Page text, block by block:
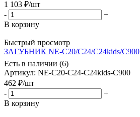
1 103 ₽/шт
-
+
В корзину
Быстрый просмотр
ЗАГУБНИК NE-C20/C24/C24kids/C900
Есть в наличии (6)
Артикул: NE-C20-C24-C24kids-C900
462 ₽/шт
-
+
В корзину